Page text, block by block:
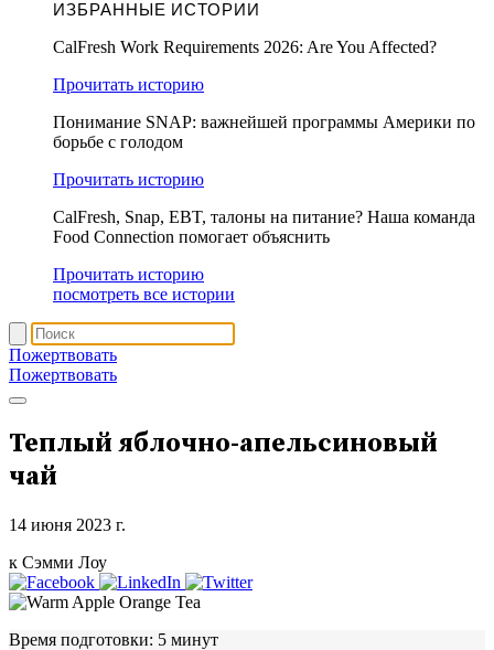
ИЗБРАННЫЕ ИСТОРИИ
CalFresh Work Requirements 2026: Are You Affected?
Прочитать историю
Понимание SNAP: важнейшей программы Америки по
борьбе с голодом
Прочитать историю
CalFresh, Snap, EBT, талоны на питание? Наша команда
Food Connection помогает объяснить
Прочитать историю
посмотреть все истории
Пожертвовать
Пожертвовать
Теплый яблочно-апельсиновый
чай
14 июня 2023 г.
к Сэмми Лоу
Время подготовки: 5 минут